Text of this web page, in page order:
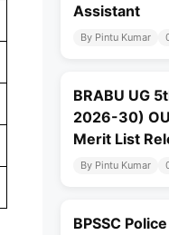
Assistant
By Pintu Kumar
BRABU UG
2026-30)
Merit List
By Pintu Kumar
BPSSC